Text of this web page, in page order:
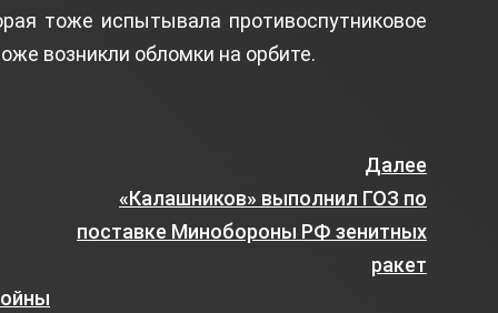
тоже испытывала противоспутниковое
возникли обломки на орбите.
Далее
«Калашников» выполнил ГОЗ по
поставке Минобороны РФ зенитных
ракет